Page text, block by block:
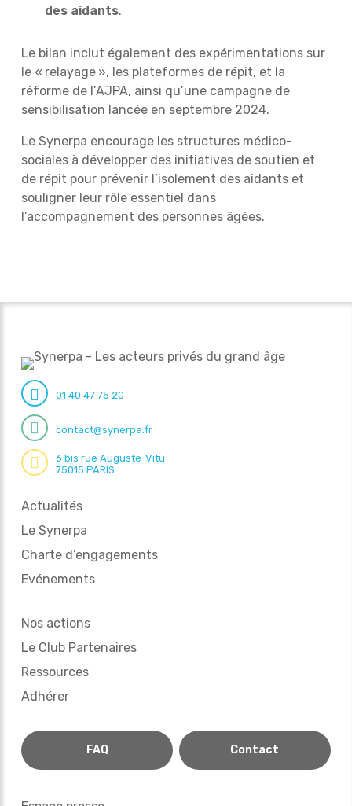
des aidants.
Le bilan inclut également des expérimentations sur
le « relayage », les plateformes de répit, et la
réforme de l’AJPA, ainsi qu’une campagne de
sensibilisation lancée en septembre 2024.
Le Synerpa encourage les structures médico-
sociales à développer des initiatives de soutien et
de répit pour prévenir l’isolement des aidants et
souligner leur rôle essentiel dans
l’accompagnement des personnes âgées.
01 40 47 75 20
contact@synerpa.fr
6 bis rue Auguste-Vitu
75015 PARIS
Actualités
Le Synerpa
Charte d’engagements
Evénements
Nos actions
Le Club Partenaires
Ressources
Adhérer
FAQ Contact